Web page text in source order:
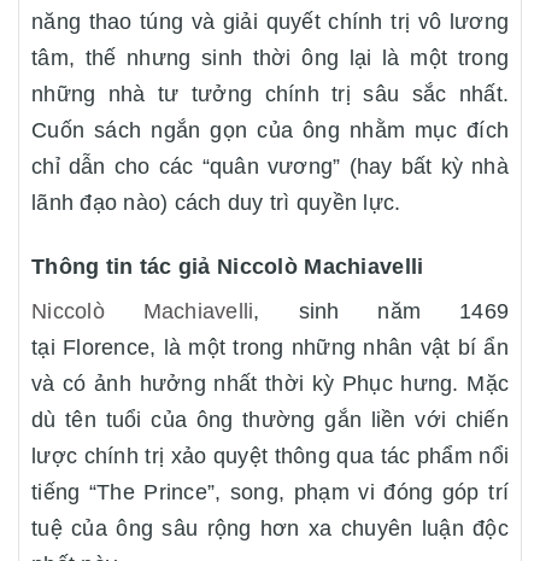
năng thao túng và giải quyết chính trị vô lương
tâm, thế nhưng sinh thời ông lại là một trong
những nhà tư tưởng chính trị sâu sắc nhất.
Cuốn sách ngắn gọn của ông nhằm mục đích
chỉ dẫn cho các “quân vương” (hay bất kỳ nhà
lãnh đạo nào) cách duy trì quyền lực.
Thông tin tác giả Niccolò Machiavelli
Niccolò Machiavelli, sinh năm 1469
tại Florence, là một trong những nhân vật bí ẩn
và có ảnh hưởng nhất thời kỳ Phục hưng. Mặc
dù tên tuổi của ông thường gắn liền với chiến
lược chính trị xảo quyệt thông qua tác phẩm nổi
tiếng “The Prince”, song, phạm vi đóng góp trí
tuệ của ông sâu rộng hơn xa chuyên luận độc